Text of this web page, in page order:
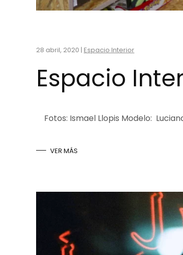
28 abril, 2020 | Espacio Interior
Espacio
Fotos: Ismael Llopis Modelo:
VER MÁS